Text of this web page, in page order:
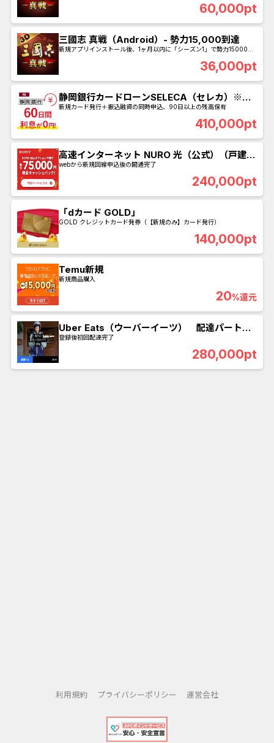
60,000pt
三國志 真戦（Android）- 勢力15,000到達
新規アプリインストール後、1ヶ月以内に「シーズン1」で勢力15000到
36,000pt
静岡銀行カードローンSELECA（セレカ）※口
座振り込みでの融資申込のみ
新規カード発行＋振込融資の同時申込、90日以上の残高保有
410,000pt
高速インターネット NURO 光（公式）（戸建
て・マンション）
webから新規回線申込後の開通完了
240,000pt
「dカード GOLD」
GOLD クレジットカード発券（【新規のみ】カード発行）
140,000pt
Temu新規
新規商品購入
20%還元
Uber Eats（ウーバーイーツ） 配達パートナ
ー募集
登録後初回配達完了
280,000pt
利用規約 プライバシーポリシー 運営会社